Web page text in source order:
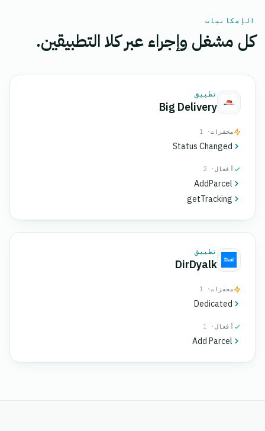
الإمكانيات
كل مشغل وإجراء عبر كلا التطبيقين.
تطبيق
Big Delivery
محفزات· 1
Status Changed
أفعال · 2
AddParcel
getTracking
تطبيق
DirDyalk
محفزات· 1
Dedicated
أفعال · 1
Add Parcel